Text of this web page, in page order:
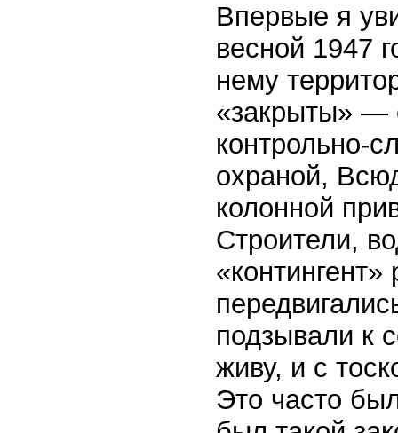
Впервые я
весной 1947
нему
«закрыты» —
контрольно-
охраной,
колонной
Строители,
подзывали к
живу, и с
Это часто